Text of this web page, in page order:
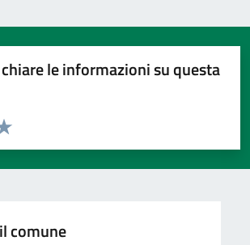
le informazioni su questa
la pagina
5 stelle su 5
4 stelle su 5
su 5
su 5
5
comune